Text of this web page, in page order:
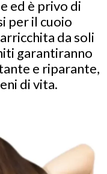
ed è privo di
per il cuoio
da soli
garantiranno
e riparante,
di vita.